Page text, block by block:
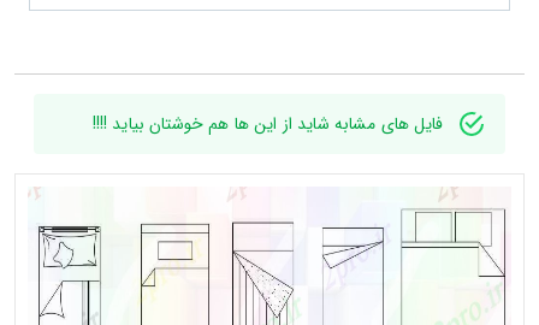
فایل های مشابه شاید از این ها هم خوشتان بیاید !!!!